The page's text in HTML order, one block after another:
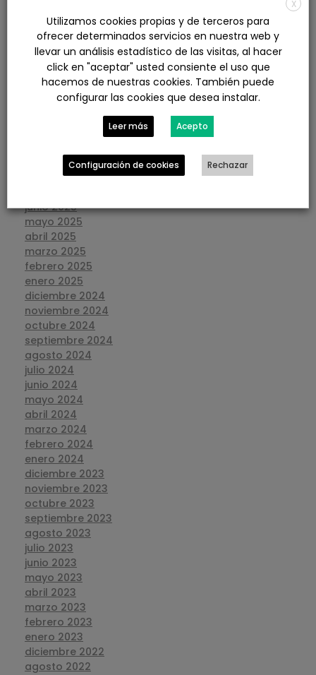
julio 2026
junio 2026
mayo 2026
abril 2026
marzo 2026
febrero 2026
enero 2026
diciembre 2025
noviembre 2025
septiembre 2025
agosto 2025
junio 2025
mayo 2025
abril 2025
marzo 2025
febrero 2025
enero 2025
diciembre 2024
noviembre 2024
octubre 2024
septiembre 2024
agosto 2024
julio 2024
junio 2024
mayo 2024
abril 2024
marzo 2024
febrero 2024
enero 2024
diciembre 2023
noviembre 2023
octubre 2023
septiembre 2023
agosto 2023
julio 2023
junio 2023
mayo 2023
abril 2023
marzo 2023
febrero 2023
enero 2023
diciembre 2022
agosto 2022
X
Utilizamos cookies propias y de terceros para
ofrecer determinados servicios en nuestra web y
llevar un análisis estadístico de las visitas, al hacer
click en "aceptar" usted consiente el uso que
hacemos de nuestras cookies. También puede
configurar las cookies que desea instalar.
Leer más Acepto
Configuración de cookies Rechazar